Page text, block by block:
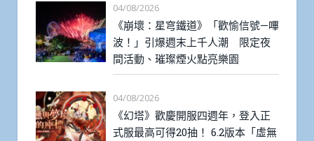
04/08/2026
《崩壞：星穹鐵道》「歡愉信號—嗶
波！」引爆週末上千人潮 限定夜
間活動、璀璨煙火點亮樂園
04/08/2026
《幻塔》歡慶開服四週年，登入正
式服最高可得20抽！ 6.2版本「虛無